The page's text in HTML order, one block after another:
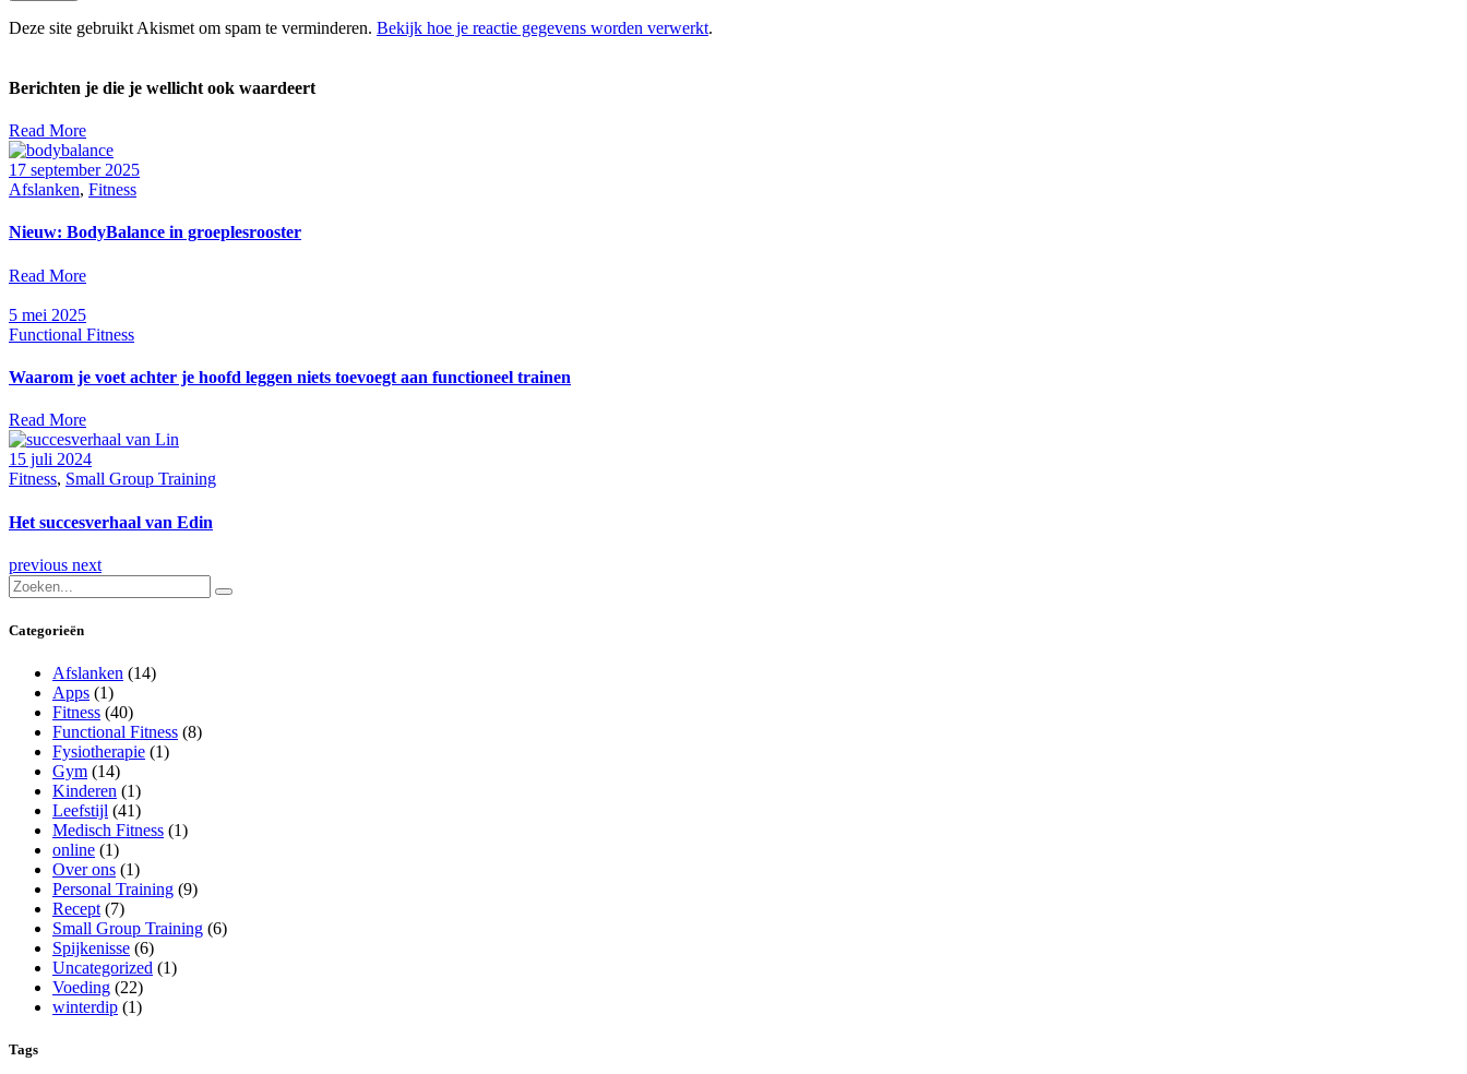
Deze site gebruikt Akismet om spam te verminderen. Bekijk hoe je reactie gegevens worden verwerkt.
Berichten je die je wellicht ook waardeert
Read More
17 september 2025
Afslanken, Fitness
Nieuw: BodyBalance in groeplesrooster
Read More
5 mei 2025
Functional Fitness
Waarom je voet achter je hoofd leggen niets toevoegt aan functioneel trainen
Read More
15 juli 2024
Fitness, Small Group Training
Het succesverhaal van Edin
previous next
Search
for:
Categorieën
Afslanken (14)
Apps (1)
Fitness (40)
Functional Fitness (8)
Fysiotherapie (1)
Gym (14)
Kinderen (1)
Leefstijl (41)
Medisch Fitness (1)
online (1)
Over ons (1)
Personal Training (9)
Recept (7)
Small Group Training (6)
Spijkenisse (6)
Uncategorized (1)
Voeding (22)
winterdip (1)
Tags